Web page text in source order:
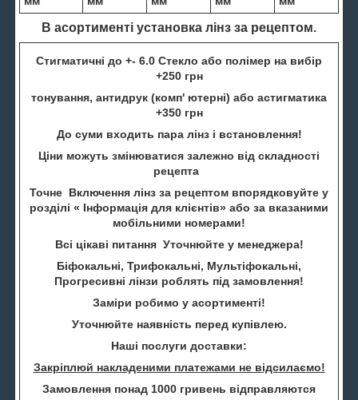
В асортименті установка лінз за рецептом.
Стигматичні до +- 6.0 Стекло або полімер на вибір
+250 грн
тонування, антидрук (комп' ютерні) або астигматика
+350 грн
До суми входить пара лінз і встановлення!
Ціни можуть змінюватися залежно від складності
рецепта
Точне Включення лінз за рецептом впорядковуйте у
розділі « Інформація для клієнтів» або за вказаними
мобільними номерами!
Всі цікаві питання Уточнюйте у менеджера!
Біфокальні, Трифокальні, Мультіфокальні,
Прогресивні лінзи роблять під замовлення!
Заміри робимо у асортименті!
Уточнюйте наявність перед купівлею.
Наші послуги доставки:
Закріплюй накладеними платежами не відсилаємо!
Замовлення понад 1000 гривень відправляются